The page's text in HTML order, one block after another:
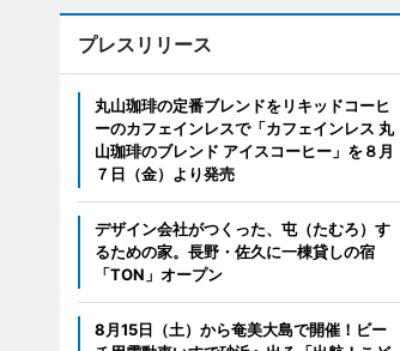
プレスリリース
丸山珈琲の定番ブレンドをリキッドコーヒ
ーのカフェインレスで「カフェインレス 丸
山珈琲のブレンド アイスコーヒー」を８月
７日（金）より発売
デザイン会社がつくった、屯（たむろ）す
るための家。長野・佐久に一棟貸しの宿
「TON」オープン
8月15日（土）から奄美大島で開催！ビー